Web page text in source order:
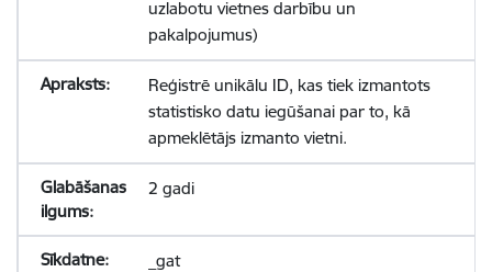
uzlabotu vietnes darbību un
pakalpojumus)
Reģistrē unikālu ID, kas tiek izmantots
statistisko datu iegūšanai par to, kā
apmeklētājs izmanto vietni.
2 gadi
_gat